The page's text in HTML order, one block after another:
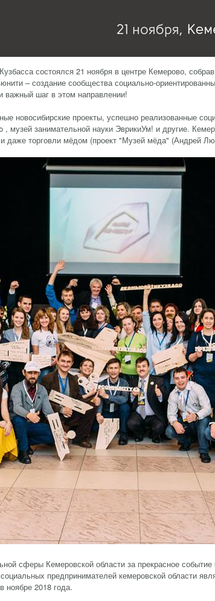
состоялся 21 ноября в центре Кемерово,
– создание сообщества социально-
шаг в этом направлении!
новосибирские проекты, успешно реализованные
, музей занимательной науки ЭврикиУм! и другие.
даже торговли мёдом (проект "Музей мёда" (Андрей
сферы Кемеровской области за прекрасное
предпринимателей кемеровской области
ноябре 2018 года.